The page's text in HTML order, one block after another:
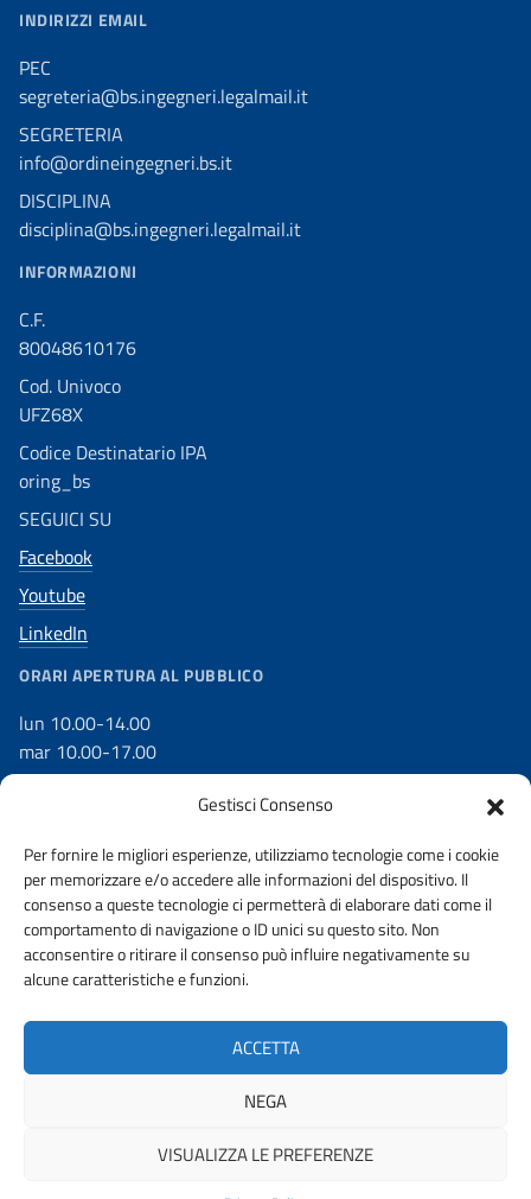
Gestisci Consenso
Per fornire le migliori esperienze, utilizziamo tecnologie come i cookie
per memorizzare e/o accedere alle informazioni del dispositivo. Il
consenso a queste tecnologie ci permetterà di elaborare dati come il
comportamento di navigazione o ID unici su questo sito. Non
acconsentire o ritirare il consenso può influire negativamente su
alcune caratteristiche e funzioni.
ACCETTA
NEGA
VISUALIZZA LE PREFERENZE
INDIRIZZI EMAIL
PEC
segreteria@bs.ingegneri.legalmail.it
SEGRETERIA
info@ordineingegneri.bs.it
DISCIPLINA
disciplina@bs.ingegneri.legalmail.it
INFORMAZIONI
C.F.
80048610176
Cod. Univoco
UFZ68X
Codice Destinatario IPA
oring_bs
SEGUICI SU
Facebook
Youtube
LinkedIn
ORARI APERTURA AL PUBBLICO
lun 10.00-14.00
mar 10.00-17.00
mer 10.00-17.00
DICHIARAZIONE DI ACCESSIBILITÀ WHISTLEBLOWING
AMMINISTRAZIONE TRASPARENTE PRIVACY POLICY
© 2026 ORDINE DEGLI INGEGNERI DELLA PROVINCIA DI BRESCIA |